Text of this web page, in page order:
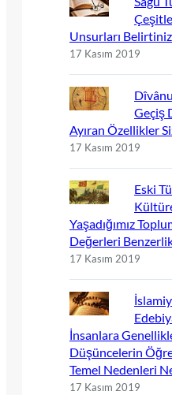
Unsurları
17 Kasım 2019
Geçiş
Ayıran Özellikler
17 Kasım 2019
Eski
Yaşadığımız
Değerleri
17 Kasım 2019
İnsanlara
Düşüncelerin
Temel Nedenleri
17 Kasım 2019